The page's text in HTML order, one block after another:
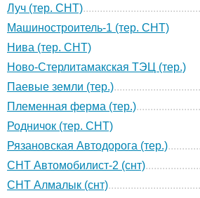
Луч (тер. СНТ)
Машиностроитель-1 (тер. СНТ)
Нива (тер. СНТ)
Ново-Стерлитамакская ТЭЦ (тер.)
Паевые земли (тер.)
Племенная ферма (тер.)
Родничок (тер. СНТ)
Рязановская Автодорога (тер.)
СНТ Автомобилист-2 (снт)
СНТ Алмалык (снт)